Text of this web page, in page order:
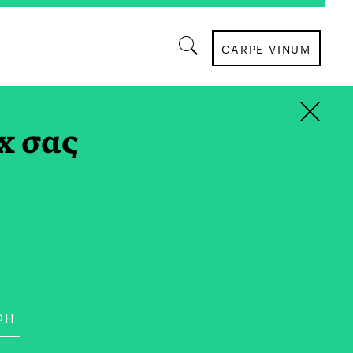
CARPE VINUM
σας
×